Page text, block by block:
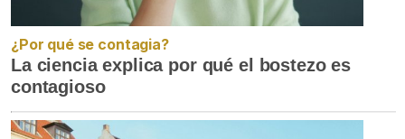
¿Por qué se contagia?
La ciencia explica por qué el bostezo es
contagioso